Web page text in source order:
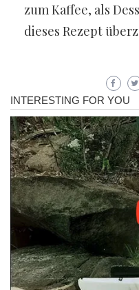
zum Kaffee, als
dieses Rezept